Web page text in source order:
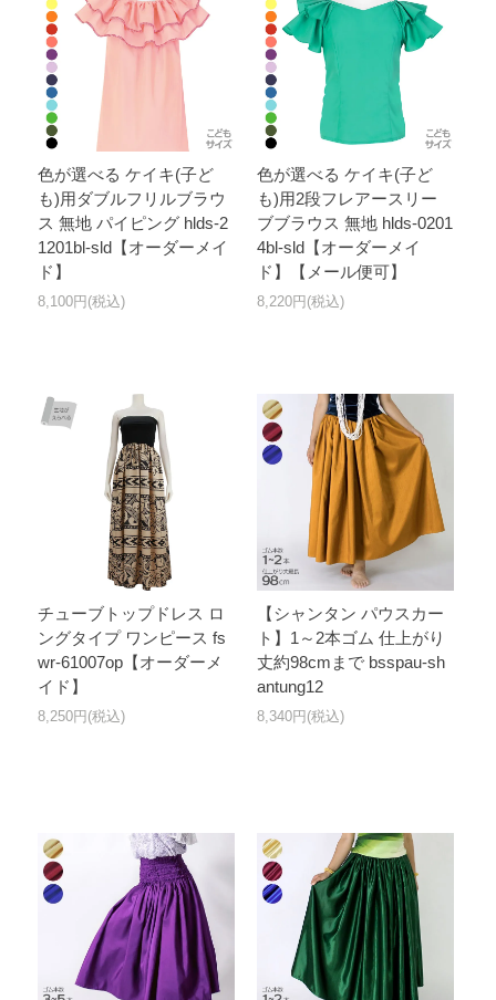
色が選べる ケイキ(子ど
も)用ダブルフリルブラウ
ス 無地 パイピング hlds-2
1201bl-sld【オーダーメイ
ド】
8,100円(税込)
色が選べる ケイキ(子ど
も)用2段フレアースリー
ブブラウス 無地 hlds-0201
4bl-sld【オーダーメイ
ド】【メール便可】
8,220円(税込)
チューブトップドレス ロ
ングタイプ ワンピース fs
wr-61007op【オーダーメ
イド】
8,250円(税込)
【シャンタン パウスカー
ト】1～2本ゴム 仕上がり
丈約98cmまで bsspau-sh
antung12
8,340円(税込)